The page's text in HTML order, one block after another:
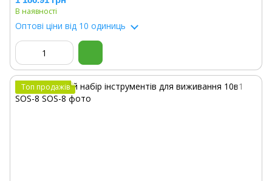
В наявності
Оптові ціни від 10 одиниць
Топ продажів